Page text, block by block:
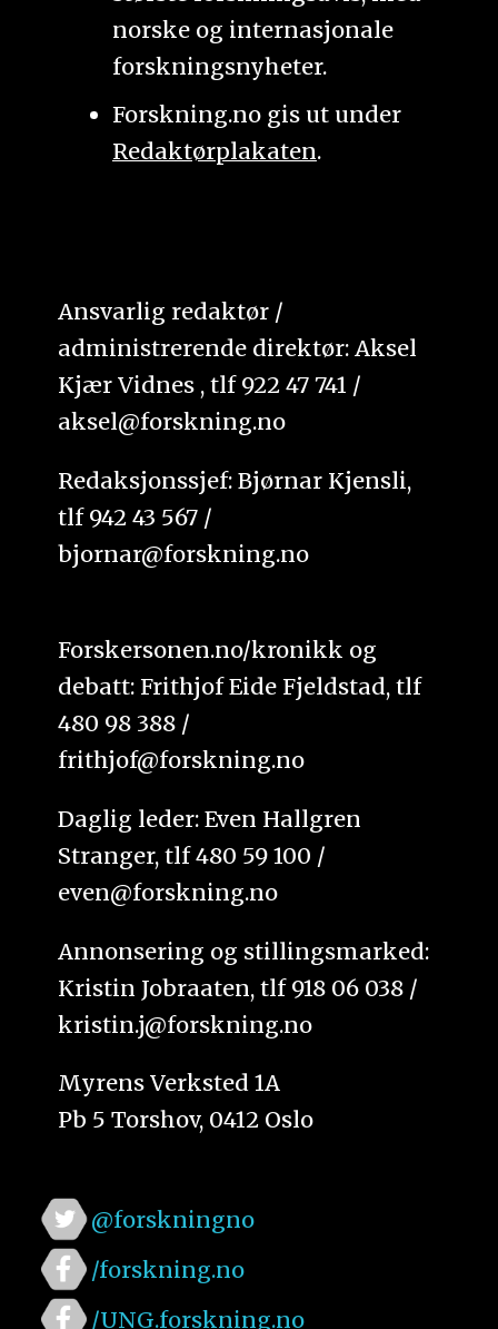
norske og internasjonale
forskningsnyheter.
Forskning.no gis ut under
Redaktørplakaten.
Ansvarlig redaktør /
administrerende direktør: Aksel
Kjær Vidnes , tlf 922 47 741 /
aksel@forskning.no
Redaksjonssjef: Bjørnar Kjensli,
tlf 942 43 567 /
bjornar@forskning.no
Forskersonen.no/kronikk og
debatt: Frithjof Eide Fjeldstad, tlf
480 98 388 /
frithjof@forskning.no
Daglig leder: Even Hallgren
Stranger, tlf 480 59 100 /
even@forskning.no
Annonsering og stillingsmarked:
Kristin Jobraaten, tlf 918 06 038 /
kristin.j@forskning.no
Myrens Verksted 1A
Pb 5 Torshov, 0412 Oslo
@forskningno
/forskning.no
/UNG.forskning.no